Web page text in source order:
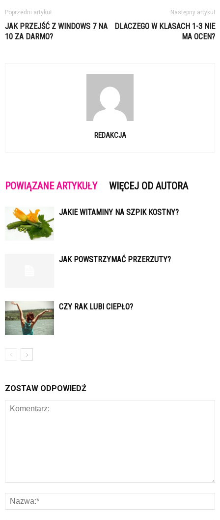
Poprzedni artykuł
JAK PRZEJŚĆ Z WINDOWS 7 NA
10 ZA DARMO?
Następny artykuł
DLACZEGO W KLASACH 1-3 NIE
MA OCEN?
REDAKCJA
POWIĄZANE ARTYKUŁY WIĘCEJ OD AUTORA
JAKIE WITAMINY NA SZPIK KOSTNY?
JAK POWSTRZYMAĆ PRZERZUTY?
CZY RAK LUBI CIEPŁO?
ZOSTAW ODPOWIEDŹ